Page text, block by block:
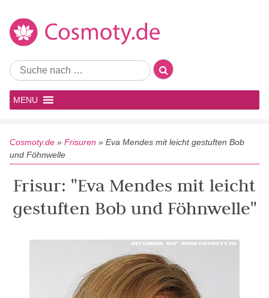
MENU
Cosmoty.de » Frisuren » Eva Mendes mit leicht gestuften Bob
und Föhnwelle
Frisur: "Eva Mendes mit leicht
gestuften Bob und Föhnwelle"